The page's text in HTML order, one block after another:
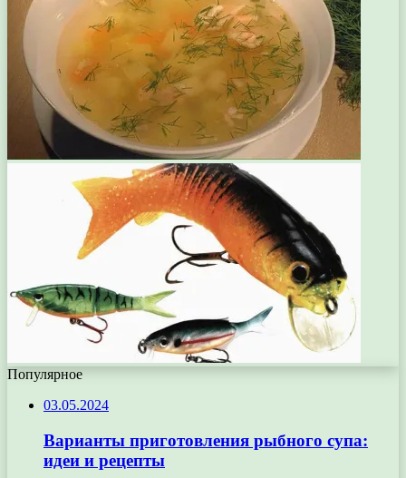
Популярное
03.05.2024
Варианты приготовления рыбного супа:
идеи и рецепты